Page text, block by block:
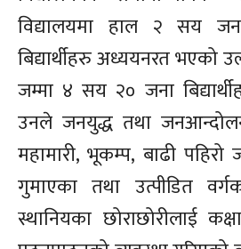
विद्यालयमा हाल २ सय
बिद्यार्थीहरु अध्ययनरत भएको
जम्मा ४ सय २० जना
उनले जनयुद्ध तथा
महामारी, भूकम्प, बाढी पहिरो
गुमाएका तथा उत्पीडित
स्थानियका छोराछोरीलाई